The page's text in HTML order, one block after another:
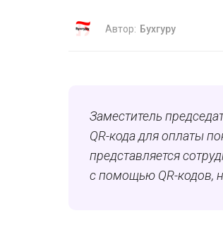
Автор: Бухгуру
Заместитель
QR-кода для оплаты
представляется
с помощью QR-кодов,